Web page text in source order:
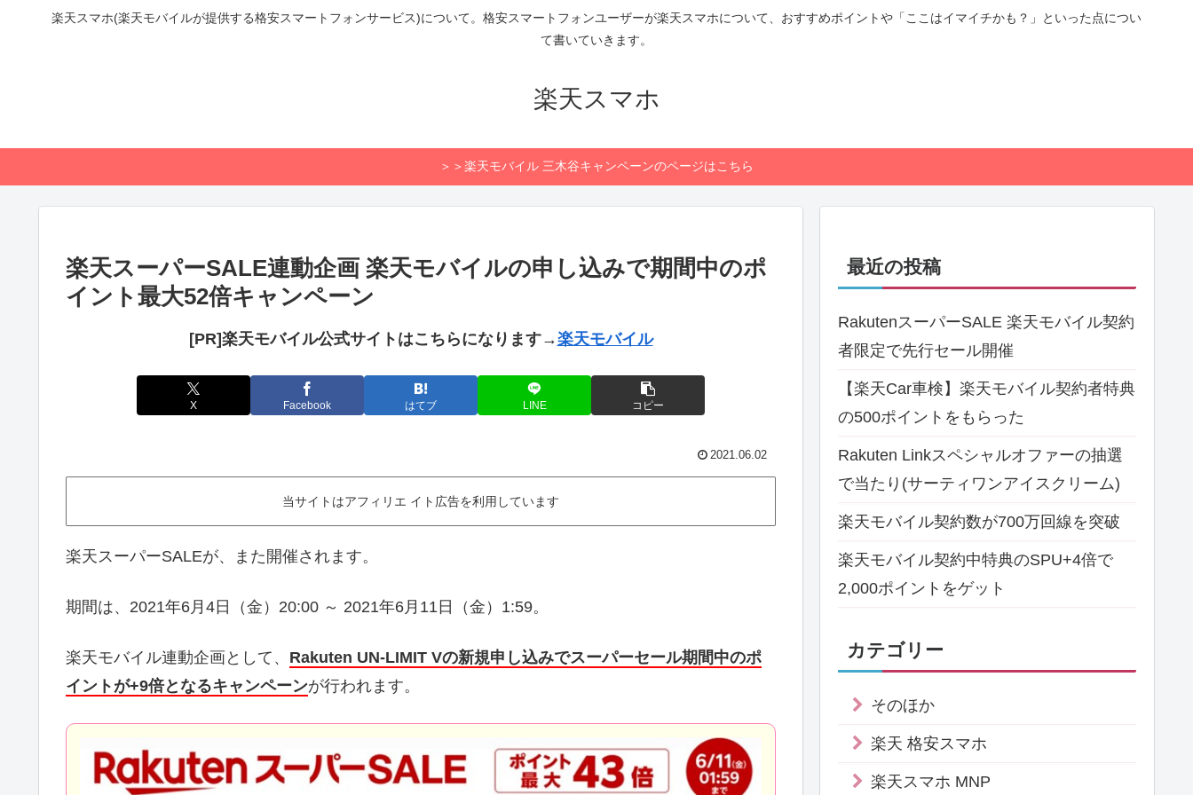
楽天スマホ(楽天モバイルが提供する格安スマートフォンサービス)について。格安スマートフォンユーザーが楽天スマホについて、おすすめポイントや「ここはイマイチかも？」といった点につい
て書いていきます。
楽天スマホ
＞＞楽天モバイル 三木谷キャンペーンのページはこちら
楽天スーパーSALE連動企画 楽天モバイルの申し込みで期間中のポ
イント最大52倍キャンペーン
[PR]楽天モバイル公式サイトはこちらになります→楽天モバイル
X Facebook はてブ LINE コピー
2021.06.02
当サイトはアフィリエ イト広告を利用しています
楽天スーパーSALEが、また開催されます。
期間は、2021年6月4日（金）20:00 ～ 2021年6月11日（金）1:59。
楽天モバイル連動企画として、 Rakuten UN-LIMIT Vの新規申し込みでスーパーセール期間中のポ
イントが+9倍となるキャンペーンが行われます。
最近の投稿
RakutenスーパーSALE 楽天モバイル契約
者限定で先行セール開催
【楽天Car車検】楽天モバイル契約者特典
の500ポイントをもらった
Rakuten Linkスペシャルオファーの抽選
で当たり(サーティワンアイスクリーム)
楽天モバイル契約数が700万回線を突破
楽天モバイル契約中特典のSPU+4倍で
2,000ポイントをゲット
カテゴリー
そのほか
楽天 格安スマホ
楽天スマホ MNP